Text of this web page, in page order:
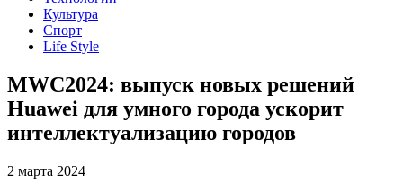
Культура
Спорт
Life Style
MWC2024: выпуск новых решений
Huawei для умного города ускорит
интеллектуализацию городов
2 марта 2024